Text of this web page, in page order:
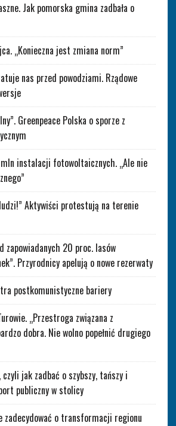
Jak pomorska gmina zadbała o
„Konieczna jest zmiana norm”
nas przed powodziami. Rządowe
Greenpeace Polska o sporze z
mln instalacji fotowoltaicznych. „Ale nie
Aktywiści protestują na terenie
zapowiadanych 20 proc. lasów
Przyrodnicy apelują o nowe rezerwaty
postkomunistyczne bariery
„Przestroga związana z
dobra. Nie wolno popełnić drugiego
czyli jak zadbać o szybszy, tańszy i
publiczny w stolicy
zadecydować o transformacji regionu